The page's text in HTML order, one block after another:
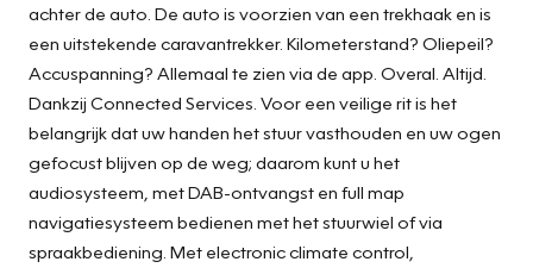
achter de auto. De auto is voorzien van een trekhaak en is
een uitstekende caravantrekker. Kilometerstand? Oliepeil?
Accuspanning? Allemaal te zien via de app. Overal. Altijd.
Dankzij Connected Services. Voor een veilige rit is het
belangrijk dat uw handen het stuur vasthouden en uw ogen
gefocust blijven op de weg; daarom kunt u het
audiosysteem, met DAB-ontvangst en full map
navigatiesysteem bedienen met het stuurwiel of via
spraakbediening. Met electronic climate control,